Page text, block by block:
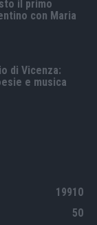
il primo
con Maria
di Vicenza:
e musica
19910
50